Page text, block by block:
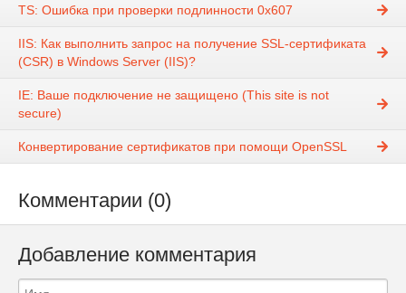
TS: Ошибка при проверки подлинности 0x607
IIS: Как выполнить запрос на получение SSL-сертификата
(CSR) в Windows Server (IIS)?
IE: Ваше подключение не защищено (This site is not
secure)
Конвертирование сертификатов при помощи OpenSSL
Комментарии (0)
Добавление комментария